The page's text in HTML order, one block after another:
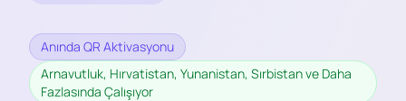
Anında QR Aktivasyonu
Arnavutluk, Hırvatistan, Yunanistan, Sırbistan ve Daha
Fazlasında Çalışıyor